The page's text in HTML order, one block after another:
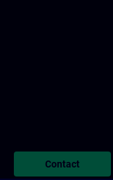
Contact